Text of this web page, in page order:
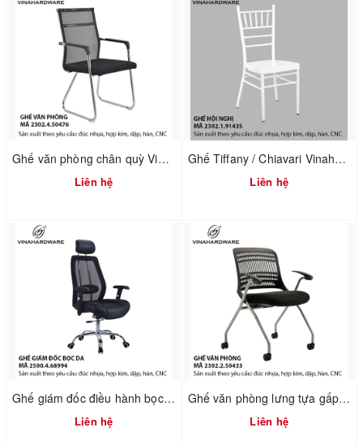
Ghế văn phòng chân quỳ Vinahardware 2302.4.50476
Liên hệ
Ghế Tiffany / Chiavari Vinahardware – Mã 2302.1.91435
Liên hệ
Ghế giám đốc điều hành bọc da lưng cao – Mã 2500.4.68994
Liên hệ
Ghế văn phòng lưng tựa gấp gọn – Mã 2302.2.50433
Liên hệ